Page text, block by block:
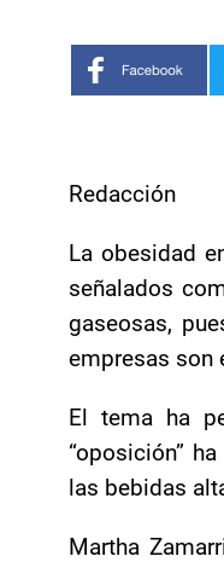
Redacción
La obesidad
señalados
gaseosas,
empresas son
El tema ha
“oposición”
las bebidas
Martha